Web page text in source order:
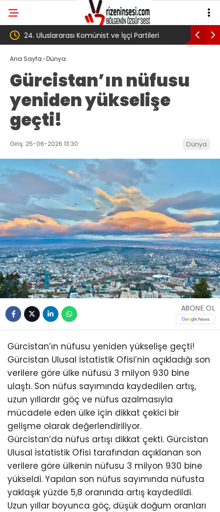
Partileri ‘Çerçeve yasa’ kanun teklifi Adalet
Komisyonu’ndan geçti
Ana Sayfa ›Dünya
Gürcistan’ın nüfusu
yeniden yükselişe
geçti!
Giriş: 25-06-2026 13:30 Dünya
ABONE OL
Gürcistan’ın nüfusu yeniden yükselişe geçti!
Gürcistan Ulusal İstatistik Ofisi’nin açıkladığı son
verilere göre ülke nüfusu 3 milyon 930 bine
ulaştı. Son nüfus sayımında kaydedilen artış,
uzun yıllardır göç ve nüfus azalmasıyla
mücadele eden ülke için dikkat çekici bir
gelişme olarak değerlendiriliyor.
Gürcistan’da nüfus artışı dikkat çekti. Gürcistan
Ulusal İstatistik Ofisi tarafından açıklanan son
verilere göre ülkenin nüfusu 3 milyon 930 bine
yükseldi. Yapılan son nüfus sayımında nüfusta
yaklaşık yüzde 5,8 oranında artış kaydedildi.
Uzun yıllar boyunca göç, düşük doğum oranları